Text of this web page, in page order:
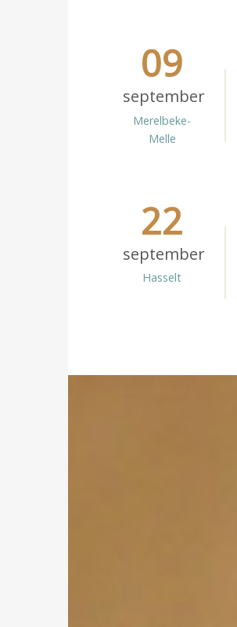
09
september
Merelbeke-
Melle
22
september
Hasselt